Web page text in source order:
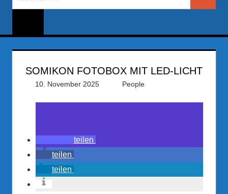
nach:
SOMIKON FOTOBOX MIT LED-LICHT
10. November 2025 PRGateway
People
teilen
teilen
teilen